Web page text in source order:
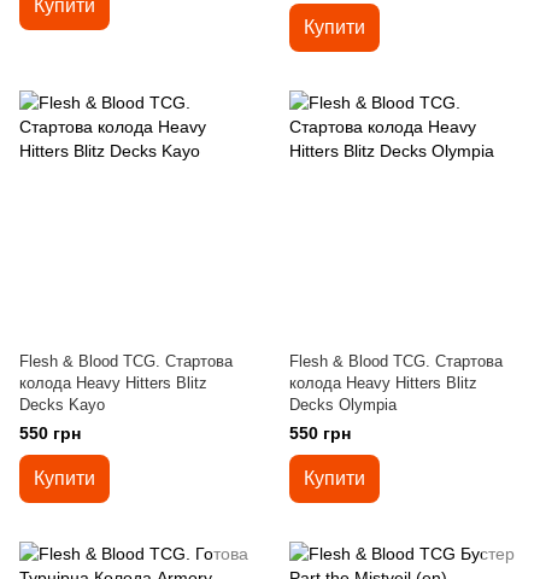
Купити
Купити
Flesh & Blood TCG. Стартова
колода Heavy Hitters Blitz
Decks Kayo
550 грн
Купити
Flesh & Blood TCG. Стартова
колода Heavy Hitters Blitz
Decks Olympia
550 грн
Купити